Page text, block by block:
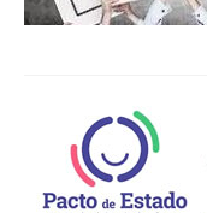
Orientación
Historia
Profesorado